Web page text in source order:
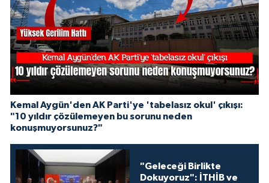
Kemal Aygün'den AK Parti'ye 'tabelasız okul' çıkışı:
"10 yıldır çözülemeyen bu sorunu neden
konuşmuyorsunuz?"
"Geleceği Birlikte
Dokuyoruz": İTHİB ve